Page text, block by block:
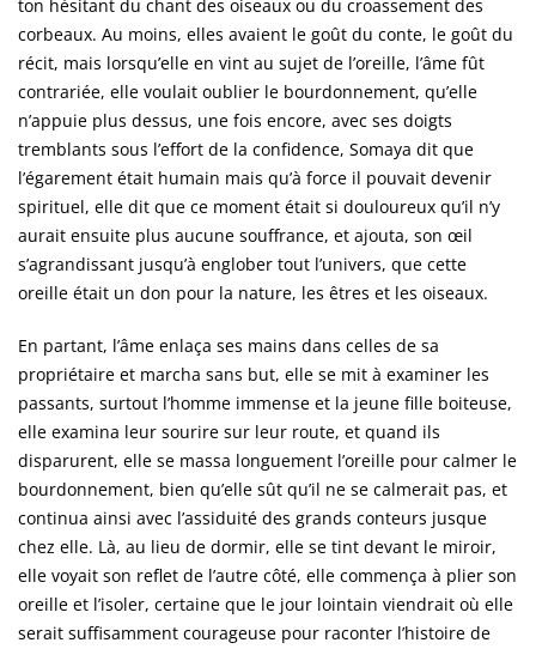
ton hésitant du chant des oiseaux ou du croassement des
corbeaux. Au moins, elles avaient le goût du conte, le goût du
récit, mais lorsqu’elle en vint au sujet de l’oreille, l’âme fût
contrariée, elle voulait oublier le bourdonnement, qu’elle
n’appuie plus dessus, une fois encore, avec ses doigts
tremblants sous l’effort de la confidence, Somaya dit que
l’égarement était humain mais qu’à force il pouvait devenir
spirituel, elle dit que ce moment était si douloureux qu’il n’y
aurait ensuite plus aucune souffrance, et ajouta, son œil
s’agrandissant jusqu’à englober tout l’univers, que cette
oreille était un don pour la nature, les êtres et les oiseaux.
En partant, l’âme enlaça ses mains dans celles de sa
propriétaire et marcha sans but, elle se mit à examiner les
passants, surtout l’homme immense et la jeune fille boiteuse,
elle examina leur sourire sur leur route, et quand ils
disparurent, elle se massa longuement l’oreille pour calmer le
bourdonnement, bien qu’elle sût qu’il ne se calmerait pas, et
continua ainsi avec l’assiduité des grands conteurs jusque
chez elle. Là, au lieu de dormir, elle se tint devant le miroir,
elle voyait son reflet de l’autre côté, elle commença à plier son
oreille et l’isoler, certaine que le jour lointain viendrait où elle
serait suffisamment courageuse pour raconter l’histoire de